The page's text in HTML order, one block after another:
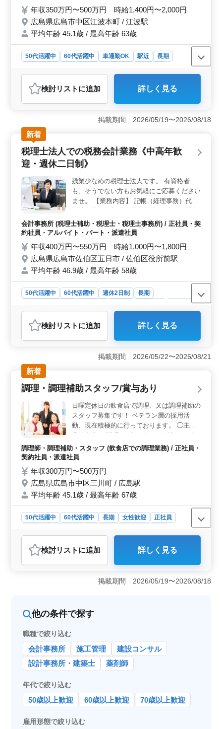
し ・社会保険完備 ・車通勤可能 ・駅チカ
お気軽にお問い合わせ下さい！ ご応募お待
ちしております＾＾♪
年収350万円〜500万円 時給1,400円〜2,000円
広島県広島市中区江波本町 / 江波駅
平均年齢 45.1歳 / 最高年齢 63歳
50代活躍中 60代活躍中 車通勤OK 駅近
長期
おすすめポイント
＜働きやすさ＞ 訪問看護ステーションでの勤務は、夜
勤がないため、メリハリをつけて働ける安定感が魅力で
す。また、社会保険が完備されており、安心して長く働
ける環境が整っています。週3〜5日の柔軟なシフト制
で、自分のライフスタイルに合わせた働き方が可能で
す。 ＜キャリアアップ＞ 経験を重視する同社で
は、看護師としての実務経験が5年以上あれば、即戦力と
スキルや知識を磨きながら、専門性を高めてキャリアア
ップを図ることができます。 ＜環境・待遇＞ 広島
市中区江波本町に位置する訪問看護ステーションは、車
通勤が可能でアクセスが便利です。さらに、駅チカなの
で通勤時間を短縮できます。高収入を得ながら、働きや
すい環境が整っています。
検討リスト に追加 詳しく見る
掲載期間 2026/05/19〜2026/08/18
新着
税理士法人での税務会計業務《中高年歓
迎・週休二日制》
残業少なめの税理士法人です。 有資格者
も、そうでない方もお気軽にご応募ください
ませ。 【業務内容】 記帳（経理事務）代行
ソフトへの伝票入力、勘定元帳の作成 ・書
類のファイリング ・決算書の作成 総務・人
帳簿のチェック ・経営者や経理担当者への
助言 等 「特徴」 ・社会保険完備 ・50代、
60代採用実績あり どなた様でもお気軽にご
応募くださいませ
会計事務所 (税理士補助・税理士・税理士事務所) / 正社員・契
約社員・アルバイト・パート・派遣社員
年収400万円〜550万円 時給1,000円〜1,800円
広島県広島市佐伯区五日市 / 佐伯区役所前駅
平均年齢 46.9歳 / 最高年齢 58歳
50代活躍中 60代活躍中 週休2日制
長期
派遣社員
会計事務所
おすすめポイント
＜勤務環境＞ 夏季休業、年末年始、GW休暇、有給休暇
もあり、しっかりと休息を取ることができます。ワーク
ライフバランスを大切にしたい方に適しています。
＜50代、60代の採用実績あり＞ 会計事務所経験が5年以
上ある方を対象としていますが、資格は不問です。50
代、60代の採用実績もあり、年齢を気にせず応募できる
環境が整っています。 ＜福利厚生と給与＞ 社会保
険完備で、年収400万円から550万円、時給1,050円から
1,800円の給与です。 通勤手当の実費支給もあり、福利
厚生面も充実しております。
検討リスト に追加 詳しく見る
掲載期間 2026/05/22〜2026/08/21
新着
調理・調理補助スタッフ/賞与あり
日曜定休日の飲食店で調理、又は調理補助の
スタッフ募集です！ ベテラン層の採用活
動、現在積極的に行っております。 ◯主な
器洗浄、清掃 ・厨房業務 ・調理補助 スキル
と経験に応じて店舗管理までどんどんお任せ
理人も活躍中。 今までの経験を活かして、
厨房で活躍してみませんか？
調理師・調理補助・スタッフ (飲食店での調理業務) / 正社員・
契約社員・派遣社員
年収300万円〜500万円
広島県広島市中区三川町 / 広島駅
平均年齢 45.1歳 / 最高年齢 67歳
50代活躍中 60代活躍中 長期 女性歓迎
正社員
おすすめポイント
＜安定した勤務と高い収入＞ この求人は年収300万円か
ら500万円の高い報酬が魅力です。経験やスキルに応じて
収入が増加し、年2回の賞与（10万円から30万円）も支給
されます。また、雇用形態が正社員・契約社員・派遣社
定した勤務環境を提供します。 ＜スキルを活かした
で応募が可能です。主な業務内容は調理や仕込み、清掃
など幅広く、経験に応じて店舗管理の業務も任されるた
め、スキルアップを目指せます。中高年のベテラン層が
多数活躍している職場で、豊富な経験を活かしてさらに
キャリアを伸ばせる環境です。 ＜通勤しやすい立地
と働きやすい環境＞ 勤務地は広島市中区三川町にあ
り、広島駅からアクセスが良い立地です。公共交通機関
で通勤しやすい環境です。また、休憩時間が120分あり、
勤務の中でもリフレッシュできる時間が確保されていま
す。仕事と生活のバランスが取りやすい環境です。
検討リスト に追加 詳しく見る
掲載期間 2026/05/19〜2026/08/18
他の条件で探す
職種で絞り込む
会計事務所 施工管理
建設コンサル
設計事務所・建築士
薬剤師
年代で絞り込む
50歳以上歓迎 60歳以上歓迎 70歳以上歓迎
雇用形態で絞り込む